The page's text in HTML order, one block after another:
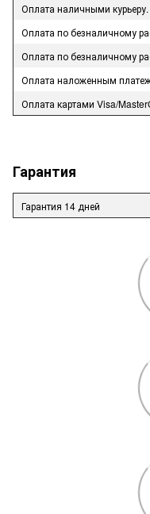
Оплата наличными курьеру.
Оплата по безналичному
Оплата по безналичному
Оплата наложенным
Оплата картами Visa/
Гарантия
Гарантия 14 дней